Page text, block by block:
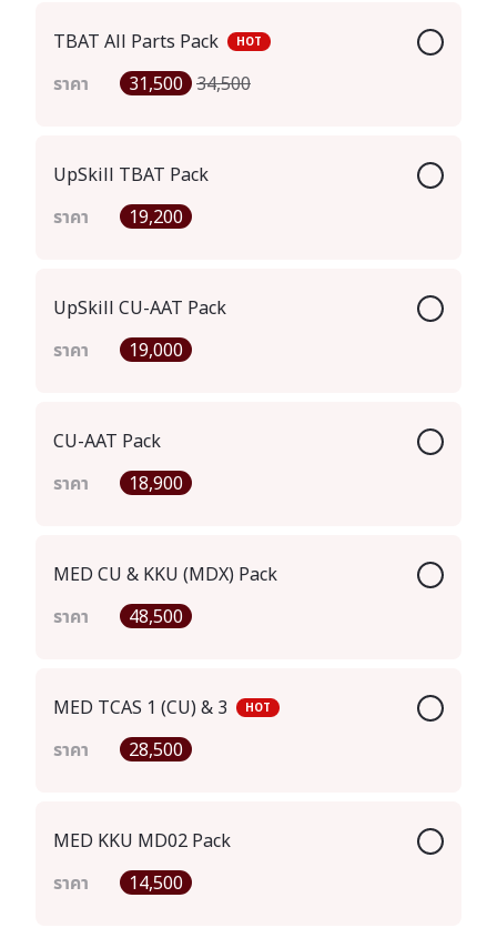
TBAT All Parts Pack HOT
ราคา 31,500 34,500
UpSkill TBAT Pack
ราคา
19,200
UpSkill CU-AAT Pack
ราคา
19,000
CU-AAT Pack
ราคา
18,900
MED CU & KKU (MDX) Pack
ราคา
48,500
MED TCAS 1 (CU) & 3 HOT
ราคา 28,500
MED KKU MD02 Pack
ราคา
14,500